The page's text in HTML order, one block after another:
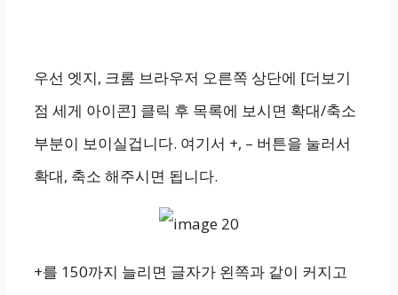
우선 엣지, 크롬 브라우저 오른쪽 상단에 [더보기
점 세게 아이콘] 클릭 후 목록에 보시면 확대/축소
부분이 보이실겁니다. 여기서 +, – 버튼을 눌러서
확대, 축소 해주시면 됩니다.
+를 150까지 늘리면 글자가 왼쪽과 같이 커지고